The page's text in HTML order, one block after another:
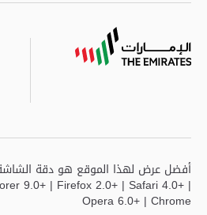
برعاية
9.0+ | Firefox 2.0+ | Safari 4.0+ |
Opera 6.0+ | Chrome